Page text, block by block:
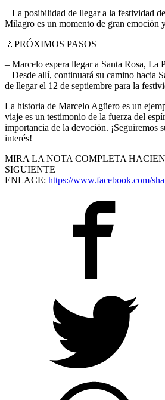
– La posibilidad de llegar a la festividad
Milagro es un momento de gran emoción
🚶 PRÓXIMOS PASOS
– Marcelo espera llegar a Santa Rosa, La
– Desde allí, continuará su camino hacia
de llegar el 12 de septiembre para la
La historia de Marcelo Agüero es un
viaje es un testimonio de la fuerza del
importancia de la devoción. ¡Seguiremos
interés!
MIRA LA NOTA COMPLETA
SIGUIENTE
ENLACE: https://www.facebook.com/